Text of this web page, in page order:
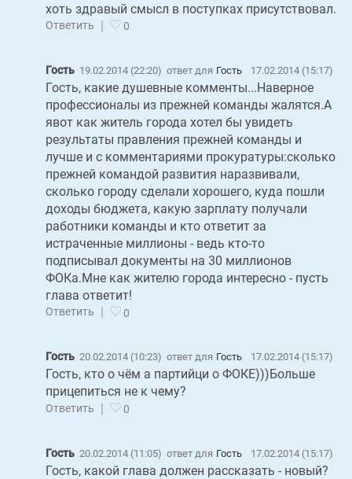
хоть здравый смысл в поступках присутствовал.
Ответить | 0
Гость 19.02.2014 (22:20) ответ для Гость 17.02.2014 (15:17)
Гость, какие душевные комменты...Наверное
профессионалы из прежней команды жалятся.А
явот как житель города хотел бы увидеть
результаты правления прежней команды и
лучше и с комментариями прокуратуры:сколько
прежней командой развития наразвивали,
сколько городу сделали хорошего, куда пошли
доходы бюджета, какую зарплату получали
работники команды и кто ответит за
истраченные миллионы - ведь кто-то
подписывал документы на 30 миллионов
ФОКа.Мне как жителю города интересно - пусть
глава ответит!
Ответить 0
Гость 20.02.2014 (10:23) ответ для Гость 17.02.2014 (15:17)
Гость, кто о чём а партийци о ФОКЕ)))Больше
прицепиться не к чему?
Ответить | 0
Гость 20.02.2014 (11:05) ответ для Гость 17.02.2014 (15:17)
Гость, какой глава должен рассказать - новый?